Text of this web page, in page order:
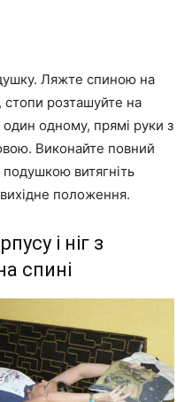
Ляжте спиною на
стопи розташуйте на
одному, прямі руки з
Виконайте повний
витягніть
положення.
і ніг з
спині